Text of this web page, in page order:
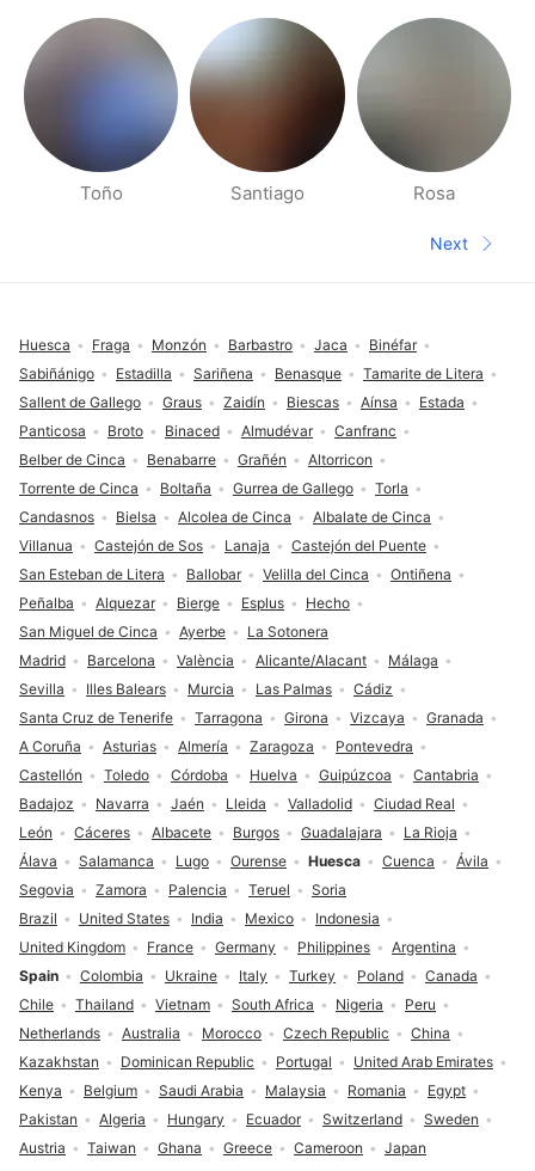
Toño Santiago Rosa
Next
Next
Brazil United States India Mexico
Indonesia
United Kingdom
France Germany Philippines
Argentina
Spain
Colombia Ukraine Italy Turkey Poland
Canada
Chile
Thailand Vietnam South Africa Nigeria
Peru
Netherlands
Australia Morocco Czech Republic
China
Kazakhstan
Dominican Republic Portugal
United Arab Emirates
Kenya
Belgium Saudi Arabia Malaysia Romania
Egypt
Pakistan
Algeria Hungary Ecuador Switzerland
Sweden
Austria
Taiwan Ghana Greece Cameroon Japan
Madrid Barcelona València Alicante/Alacant
Málaga
Sevilla
Illes Balears Murcia Las Palmas
Cádiz
Santa Cruz de Tenerife
Tarragona Girona Vizcaya
Granada
A Coruña
Asturias Almería Zaragoza
Pontevedra
Castellón
Toledo Córdoba Huelva Guipúzcoa
Cantabria
Badajoz
Navarra Jaén Lleida Valladolid
Ciudad Real
León
Cáceres Albacete Burgos Guadalajara
La Rioja
Álava
Salamanca Lugo Ourense Huesca Cuenca
Ávila
Segovia
Zamora Palencia Teruel Soria
Huesca Fraga Monzón Barbastro Jaca
Binéfar
Sabiñánigo
Estadilla Sariñena Benasque
Tamarite de Litera
Sallent de Gallego
Graus Zaidín Biescas Aínsa
Estada
Panticosa
Broto Binaced Almudévar
Canfranc
Belber de Cinca
Benabarre Grañén
Altorricon
Torrente de Cinca
Boltaña Gurrea de Gallego
Torla
Candasnos
Bielsa Alcolea de Cinca
Albalate de Cinca
Villanua
Castejón de Sos Lanaja
Castejón del Puente
San Esteban de Litera
Ballobar Velilla del Cinca
Ontiñena
Peñalba
Alquezar Bierge Esplus
Hecho
San Miguel de Cinca
Ayerbe La Sotonera